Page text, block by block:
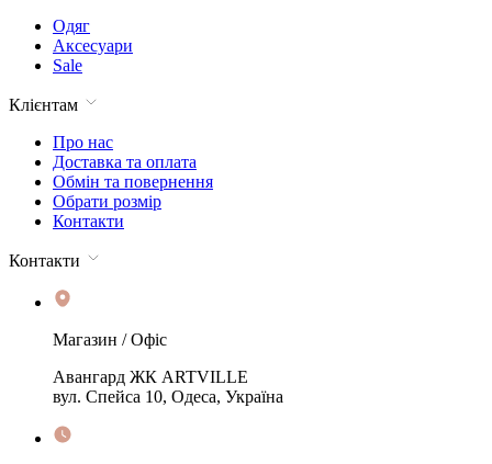
Одяг
Аксесуари
Sale
Клієнтам
Про нас
Доставка та оплата
Обмін та повернення
Обрати розмір
Контакти
Контакти
Магазин / Офіс
Авангард ЖК ARTVILLE
вул. Спейса 10, Одеса, Україна